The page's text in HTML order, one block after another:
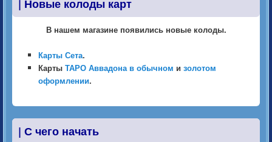
| Новые колоды карт
В нашем магазине появились новые колоды.
Карты Сета.
Карты ТАРО Аввадона в обычном и золотом
оформлении.
| С чего начать